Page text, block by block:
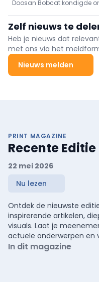
Doosan Bobcat kondigde
van de volgende generatie
bouwmachines.
Zelf nieuws te
Heb je nieuws dat
met ons via het
Nieuws melden
PRINT MAGAZINE
Recente Editie
22 mei 2026
Nu lezen
Ontdek de nieuwste
inspirerende artikelen,
visuals. Laat je
actuele onderwerpen en
In dit magazine